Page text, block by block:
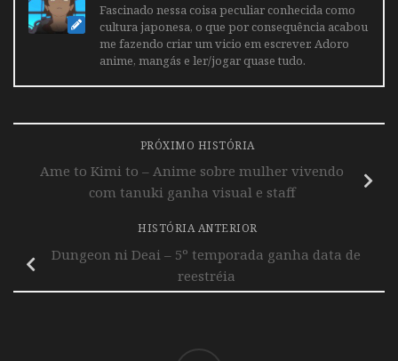
Fascinado nessa coisa peculiar conhecida como
cultura japonesa, o que por consequência acabou
me fazendo criar um vicio em escrever. Adoro
anime, mangás e ler/jogar quase tudo.
PRÓXIMO HISTÓRIA
Ame to Kimi to – Anime sobre mulher vivendo
com tanuki ganha visual e staff
HISTÓRIA ANTERIOR
Dungeon ni Deai – 5º temporada ganha data de
reestréia